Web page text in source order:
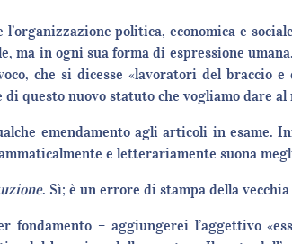
politica, economica e
in ogni sua forma di espressione
che si dicesse «lavoratori del braccio
questo nuovo statuto che vogliamo dare al
emendamento agli articoli in esame.
e letterariamente suona
. Sì; è un errore di stampa della
fondamento – aggiungerei l’aggettivo